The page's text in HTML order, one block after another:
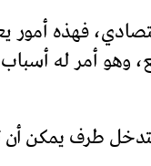
فهذه أمور
وهو أمر له
لتدخل طرف